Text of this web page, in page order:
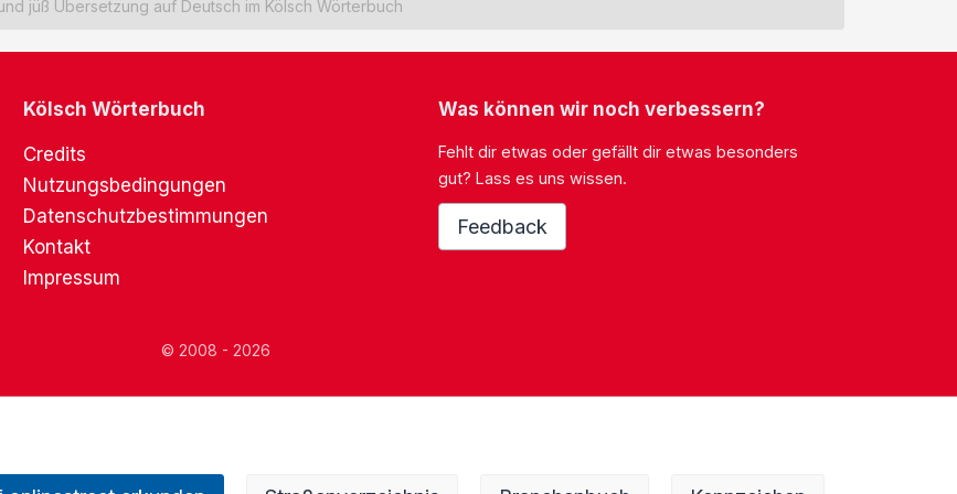
jüß Übersetzung auf Deutsch im Kölsch Wörterbuch
Kölsch Wörterbuch
Credits
Nutzungsbedingungen
Datenschutzbestimmungen
Kontakt
Impressum
Was können wir noch verbessern?
Fehlt dir etwas oder gefällt dir etwas besonders
gut? Lass es uns wissen.
Feedback
© 2008 - 2026